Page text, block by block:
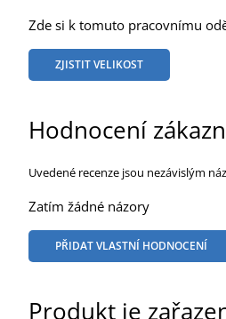
Zde si k tomuto pracovnímu
ZJISTIT VELIKOST
Hodnocení
Uvedené recenze jsou nezávislým
Zatím žádné názory
PŘIDAT VLASTNÍ HODNOCENÍ
Produkt je